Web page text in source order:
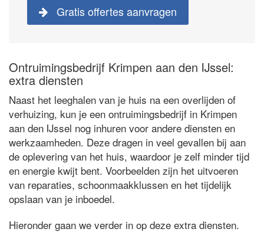
Gratis offertes aanvragen
Ontruimingsbedrijf Krimpen aan den IJssel:
extra diensten
Naast het leeghalen van je huis na een overlijden of
verhuizing, kun je een ontruimingsbedrijf in Krimpen
aan den IJssel nog inhuren voor andere diensten en
werkzaamheden. Deze dragen in veel gevallen bij aan
de oplevering van het huis, waardoor je zelf minder tijd
en energie kwijt bent. Voorbeelden zijn het uitvoeren
van reparaties, schoonmaakklussen en het tijdelijk
opslaan van je inboedel.
Hieronder gaan we verder in op deze extra diensten.